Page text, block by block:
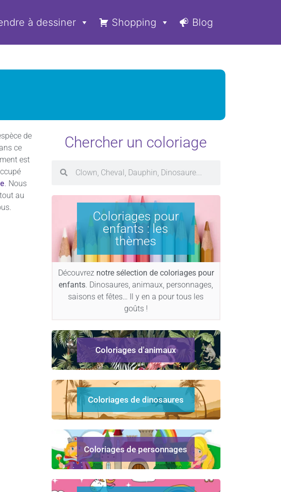
à dessiner Shopping Blog
de
ce
est
. Nous
au
Chercher un coloriage
Coloriages pour
enfants : les
thèmes
Découvrez notre sélection de coloriages pour
enfants. Dinosaures, animaux, personnages,
saisons et fêtes… Il y en a pour tous les
goûts !
Coloriages d'animaux
Coloriages de dinosaures
Coloriages de personnages